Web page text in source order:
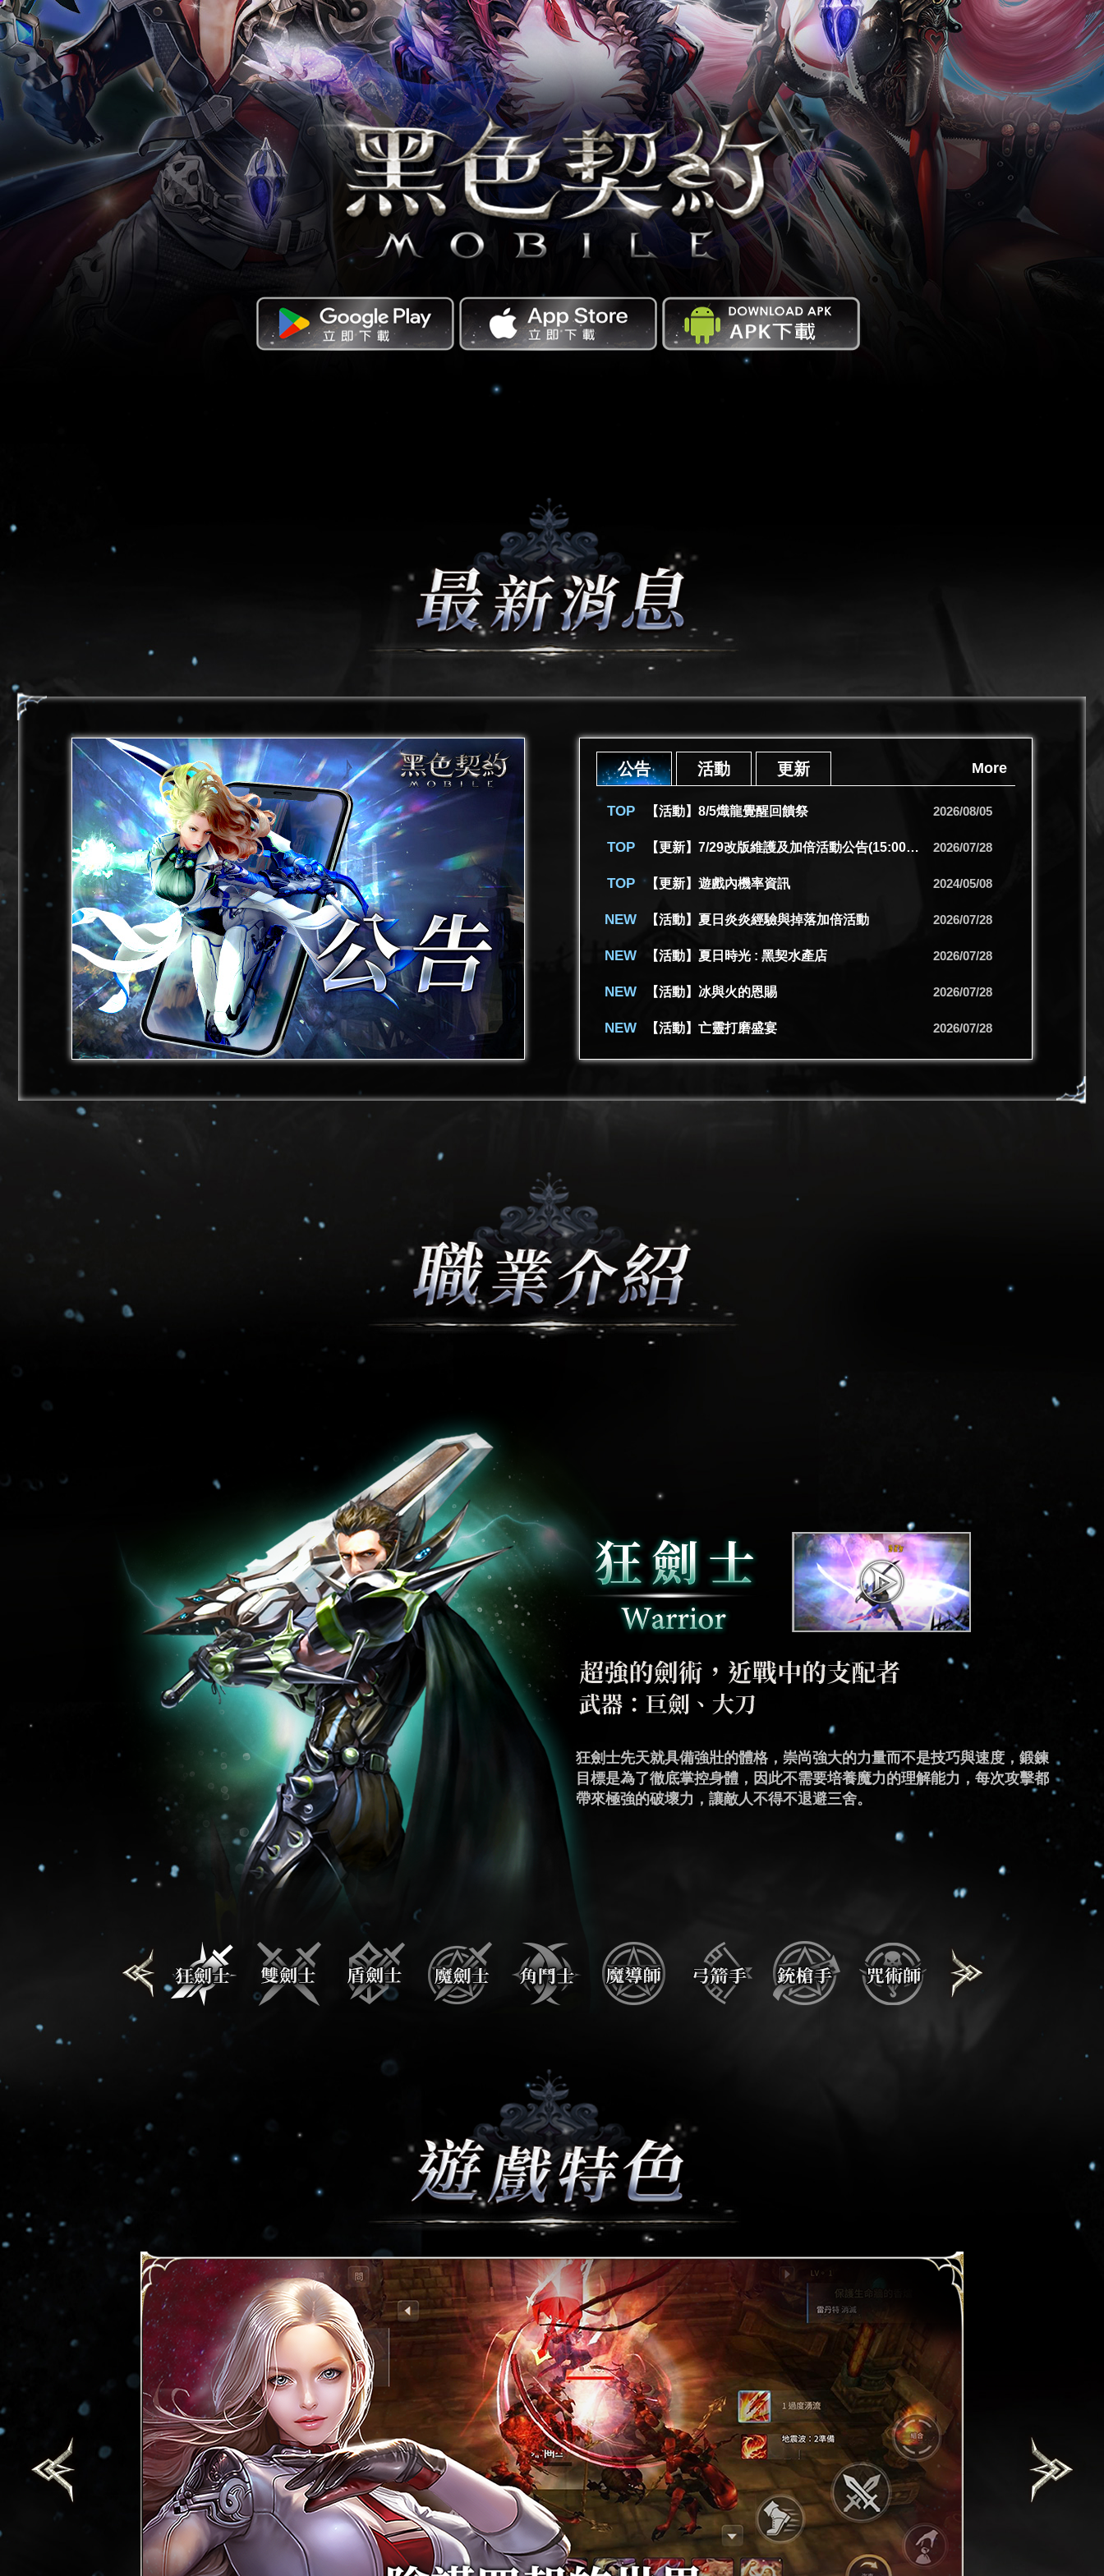
公告 活動 更新 More
【活動】8/5熾龍覺醒回饋祭 2026/08/05
【更新】7/29改版維護及加倍活動公告(15:00更新) 2026/07/28
【更新】遊戲內機率資訊 2024/05/08
【活動】夏日炎炎經驗與掉落加倍活動 2026/07/28
【活動】夏日時光 : 黑契水產店 2026/07/28
【活動】冰與火的恩賜 2026/07/28
【活動】亡靈打磨盛宴 2026/07/28
狂劍士先天就具備強壯的體格，崇尚強大的力量而不是技巧與速度，鍛鍊
目標是為了徹底掌控身體，因此不需要培養魔力的理解能力，每次攻擊都
帶來極強的破壞力，讓敵人不得不退避三舍。
雙劍士追求精湛的技巧與敏捷的速度，有著超乎常人的反應能力，利用極
高的敏捷特性在戰場上迅速穿梭，極快的速度讓他們能夠產生分身幻象擾
亂敵人視線，讓敵人難以抓住他的身影，創造絕佳的攻擊機會。
盾劍士渴望極強的防禦能力，不滿足於穿戴防禦力較高的重型盔甲，他們
嘗試將魔力運用在防禦上，讓武器轉變為星之盾，開創出新的魔力運用方
式。成為擁有絕對防禦能力的戰士。
魔劍士在一次次研究中，成功將魔法與劍術結合，發展出高超的戰鬥方
式，每次攻擊帶來強大的破壞力，但由於需要同時使用兩種戰鬥方式的力
量，因此在培養訓練上需要花費較多心力。
角鬥士有著與生俱來的戰鬥本能，透過控制對敵人產生的憤怒情緒，來激
發自身的戰鬥能力。為了能夠最大程度的運用飛輪施展技能，同時負擔盔
甲重量，他們需要不斷的磨練自身的力量和靈活性來達成目的。
魔導師是掌握著魔法、爆發力和超級強大破壞力的絕對強者。他們可以隨
心所欲地操控體內魔力與自然之力共鳴，甚至於同時施展多種魔法，將其
化為毀滅性的魔法攻擊，破壞力足以令敵人望而生畏。
弓箭手起源於魔導師，將魔力轉化為箭矢造成巨大的破壞力，而靈活性是
他們最大的優勢之一，在戰場上輕鬆改變位置和躲避敵人的攻擊，憑藉著
靈活的身手和卓越的射擊技巧，強大的遠程支援成為戰場上勝利的關鍵。
銃槍手繼承了賢者之塔秘密部隊的戰鬥模式，將武器轉變為槍械的多種型
態，訓練著重於提高準確度和快速反應能力，使得他們能夠在高壓環境下
保持冷靜，以精準的射擊給予敵人致命的打擊，成為了遠距離射擊專家。
咒術師行為舉止透露出神秘和邪惡的氛圍，他們通過將魔力與靈魂結合，
形成強大的禁忌力量來提升自己的魔力，擅長施展恐怖且極具摧毀力的黑
暗魔法，對敵人造成極大的破壞和混亂，成為戰場上讓敵人心生畏懼的存
在。